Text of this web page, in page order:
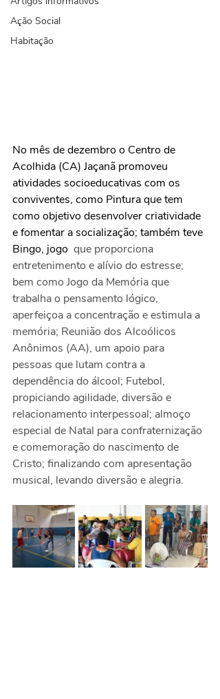
Ação Social
Habitação
No mês de dezembro o Centro de
Acolhida (CA) Jaçanã promoveu
atividades socioeducativas com os
conviventes, como Pintura que tem
como objetivo desenvolver criatividade
e fomentar a socialização; também teve
Bingo, jogo que proporciona
entretenimento e alívio do estresse;
bem como Jogo da Memória que
trabalha o pensamento lógico,
aperfeiçoa a concentração e estimula a
memória; Reunião dos Alcoólicos
Anônimos (AA), um apoio para
pessoas que lutam contra a
dependência do álcool; Futebol,
propiciando agilidade, diversão e
relacionamento interpessoal; almoço
especial de Natal para confraternização
e comemoração do nascimento de
Cristo; finalizando com apresentação
musical, levando diversão e alegria.